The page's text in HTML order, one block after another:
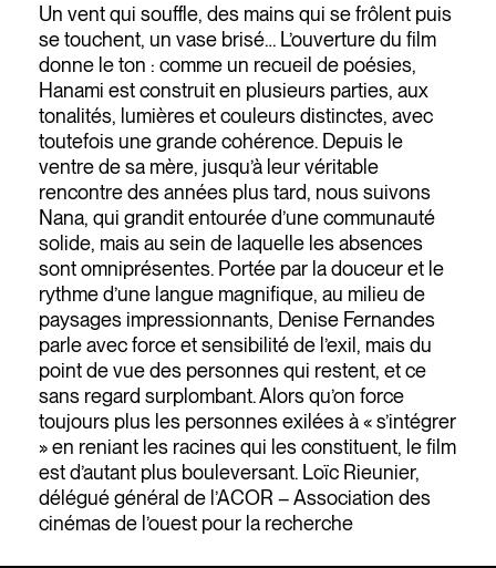
Un vent qui souffle, des mains qui se frôlent puis
se touchent, un vase brisé… L’ouverture du film
donne le ton : comme un recueil de poésies,
Hanami est construit en plusieurs parties, aux
tonalités, lumières et couleurs distinctes, avec
toutefois une grande cohérence. Depuis le
ventre de sa mère, jusqu’à leur véritable
rencontre des années plus tard, nous suivons
Nana, qui grandit entourée d’une communauté
solide, mais au sein de laquelle les absences
sont omniprésentes. Portée par la douceur et le
rythme d’une langue magnifique, au milieu de
paysages impressionnants, Denise Fernandes
parle avec force et sensibilité de l’exil, mais du
point de vue des personnes qui restent, et ce
sans regard surplombant. Alors qu’on force
toujours plus les personnes exilées à « s’intégrer
» en reniant les racines qui les constituent, le film
est d’autant plus bouleversant. Loïc Rieunier,
délégué général de l’ACOR – Association des
cinémas de l’ouest pour la recherche